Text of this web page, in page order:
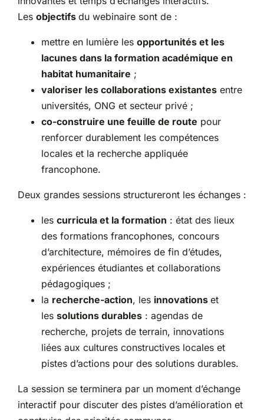
Les objectifs du webinaire sont de :
mettre en lumière les opportunités et les
lacunes dans la formation académique en
habitat humanitaire ;
valoriser les collaborations existantesentre
universités, ONG et secteur privé ;
co-construire une feuille de route pour
renforcer durablement les compétences
locales et la recherche appliquée
francophone.
Deux grandes sessions structureront les échanges :
les curricula et la formation : état des lieux
des formations francophones, concours
d’architecture, mémoires de fin d’études,
expériences étudiantes et collaborations
pédagogiques ;
la recherche-action, les innovations et
les solutions durables: agendas de
recherche, projets de terrain, innovations
liées aux cultures constructives locales et
pistes d’actions pour des solutions durables.
La session se terminera par un moment d’échange
interactif pour discuter des pistes d’amélioration et